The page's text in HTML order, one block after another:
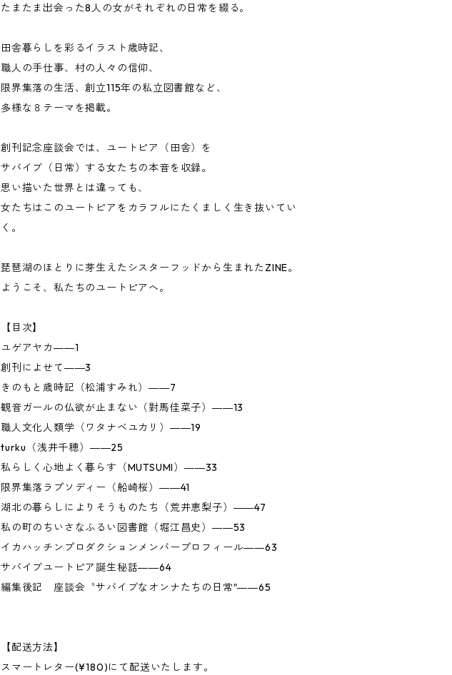
たまたま出会った8人の女がそれぞれの日常を綴る。
田舎暮らしを彩るイラスト歳時記、
職人の手仕事、村の人々の信仰、
限界集落の生活、創立115年の私立図書館など、
多様な８テーマを掲載。
創刊記念座談会では、ユートピア（田舎）を
サバイブ（日常）する女たちの本音を収録。
思い描いた世界とは違っても、
女たちはこのユートピアをカラフルにたくましく生き抜いてい
く。
琵琶湖のほとりに芽生えたシスターフッドから生まれたZINE。
ようこそ、私たちのユートピアへ。
【目次】
ユゲアヤカ――1
創刊によせて――3
きのもと歳時記（松浦すみれ）――7
観音ガールの仏欲が止まない（對馬佳菜子）――13
職人文化人類学（ワタナベユカリ）――19
turku（浅井千穂）――25
私らしく心地よく暮らす（MUTSUMI）――33
限界集落ラプソディー（船崎桜）――41
湖北の暮らしによりそうものたち（荒井恵梨子）――47
私の町のちいさなふるい図書館（堀江昌史）――53
イカハッチンプロダクションメンバープロフィール――63
サバイブユートピア誕生秘話――64
編集後記 座談会〝サバイブなオンナたちの日常″――65
【配送方法】
スマートレター(¥180)にて配送いたします。